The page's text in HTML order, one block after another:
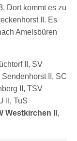
Dort kommt es zu
II. Es
Amelsbüren
II, SV
II, SC
II, TSV
II, TuS
Westkirchen II ,